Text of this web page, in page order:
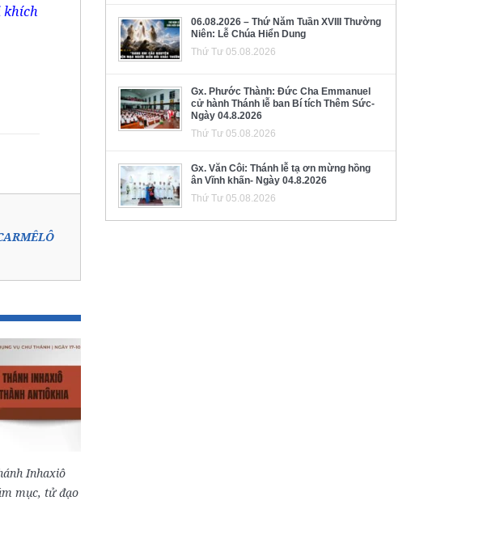
khích
Inhaxiô
mục, tử đạo
06.08.2026 – Thứ Năm Tuần XVIII Thường
Niên: Lễ Chúa Hiển Dung
Thứ Tư 05.08.2026
Gx. Phước Thành: Đức Cha Emmanuel
cử hành Thánh lễ ban Bí tích Thêm Sức-
Ngày 04.8.2026
Thứ Tư 05.08.2026
Gx. Văn Côi: Thánh lễ tạ ơn mừng hồng
ân Vĩnh khấn- Ngày 04.8.2026
Thứ Tư 05.08.2026